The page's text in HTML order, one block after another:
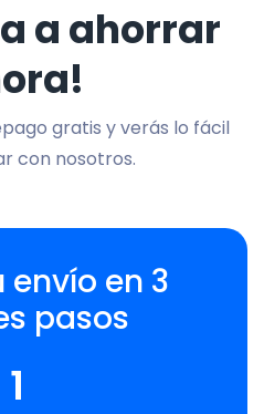
a ahorrar
gratis y verás lo fácil
con nosotros.
en 3
pasos
1